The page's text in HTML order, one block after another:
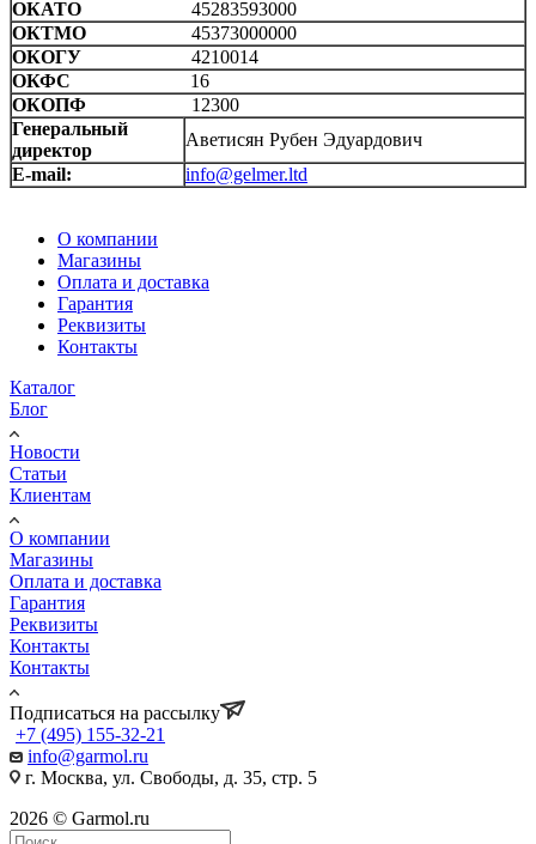
ОКАТО 45283593000
ОКТМО 45373000000
ОКОГУ 4210014
ОКФС 16
ОКОПФ 12300
Генеральный
директор
Аветисян Рубен Эдуардович
E-mail:
info@gelmer.ltd
О компании
Магазины
Оплата и доставка
Гарантия
Реквизиты
Контакты
Каталог
Блог
Новости
Статьи
Клиентам
О компании
Магазины
Оплата и доставка
Гарантия
Реквизиты
Контакты
Контакты
Подписаться на рассылку
+7 (495) 155-32-21
info@garmol.ru
г. Москва, ул. Свободы, д. 35, стр. 5
2026 © Garmol.ru